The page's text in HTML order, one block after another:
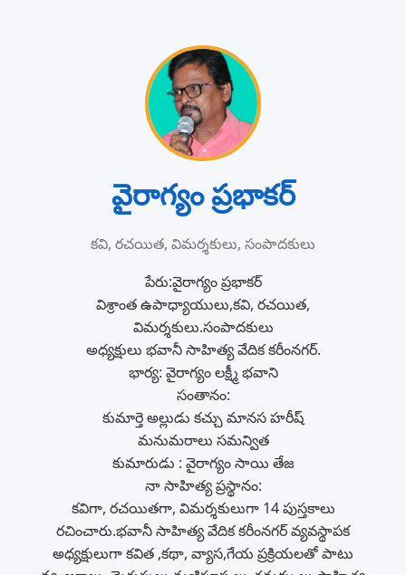
వైరాగ్యం ప్రభాకర్
కవి, రచయిత, విమర్శకులు, సంపాదకులు
పేరు:వైరాగ్యం ప్రభాకర్
విశ్రాంత ఉపాధ్యాయులు,కవి, రచయిత,
విమర్శకులు.సంపాదకులు
అధ్యక్షులు భవానీ సాహిత్య వేదిక కరీంనగర్.
భార్య: వైరాగ్యం లక్ష్మీ భవాని
సంతానం:
కుమార్తె అల్లుడు కచ్చు మానస హరీష్
మనుమరాలు సమన్విత
కుమారుడు : వైరాగ్యం సాయి తేజ
నా సాహిత్య ప్రస్థానం:
కవిగా, రచయితగా, విమర్శకులుగా 14 పుస్తకాలు
రచించారు.భవానీ సాహిత్య వేదిక కరీంనగర్ వ్యవస్థాపక
అధ్యక్షులుగా కవిత ,కథా, వ్యాస,గేయ ప్రక్రియలతో పాటు